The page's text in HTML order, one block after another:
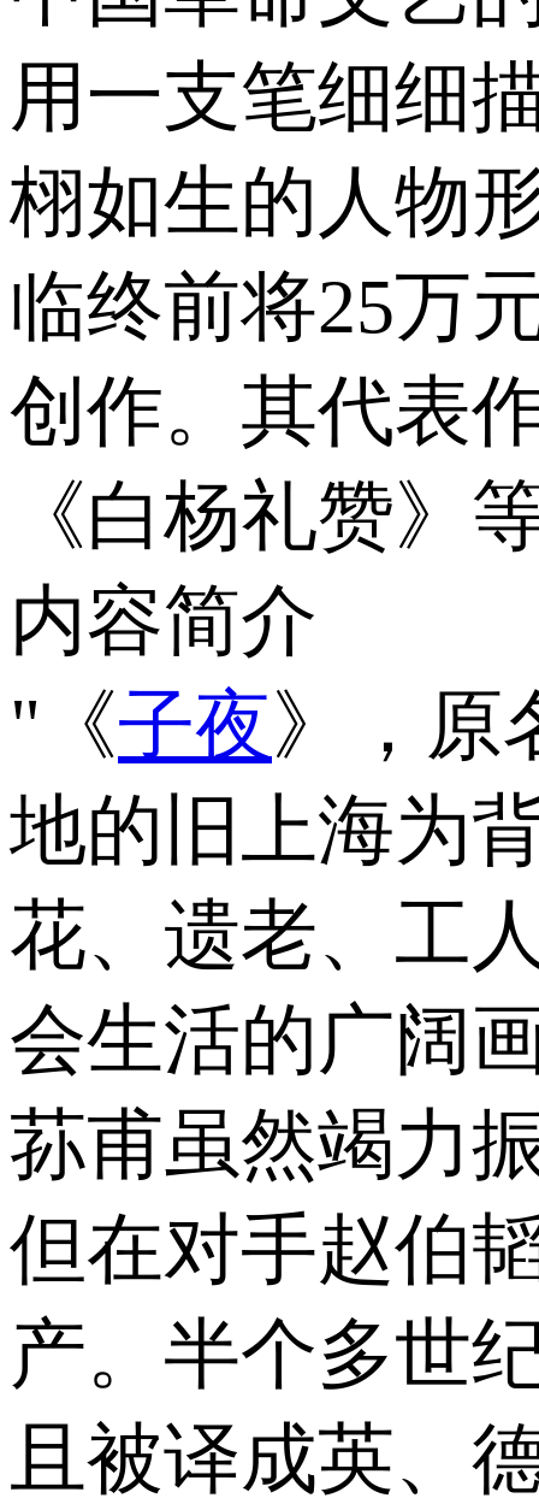
用一支笔细细
栩如生的人物
临终前将25万
创作。其代表
《白杨礼赞》
内容简介
"《子夜》，原
地的旧上海为
花、遗老、工
会生活的广阔
荪甫虽然竭力
但在对手赵伯
产。半个多世
且被译成英、